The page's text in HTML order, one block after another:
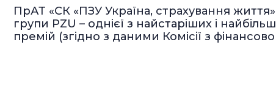
ПрАТ «СК «ПЗУ Україна, страхування
групи PZU – однієї з найстаріших і
премій (згідно з даними Комісії з